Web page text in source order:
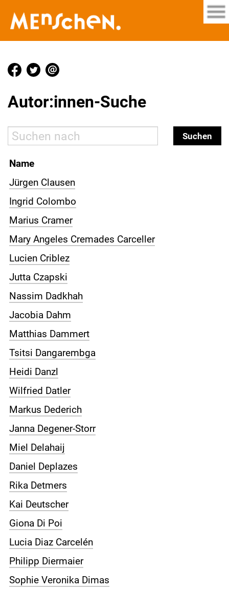
Autor:innen-Suche
Name
Jürgen Clausen
Ingrid Colombo
Marius Cramer
Mary Angeles Cremades Carceller
Lucien Criblez
Jutta Czapski
Nassim Dadkhah
Jacobia Dahm
Matthias Dammert
Tsitsi Dangarembga
Heidi Danzl
Wilfried Datler
Markus Dederich
Janna Degener-Storr
Miel Delahaij
Daniel Deplazes
Rika Detmers
Kai Deutscher
Giona Di Poi
Lucia Diaz Carcelén
Philipp Diermaier
Sophie Veronika Dimas